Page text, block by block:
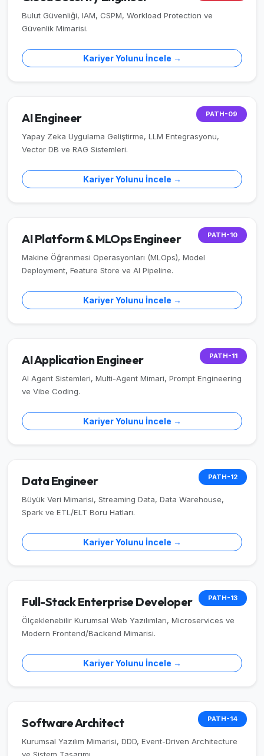
Bulut Güvenliği, IAM, CSPM, Workload Protection ve
Güvenlik Mimarisi.
Kariyer Yolunu İncele →
PATH-09
AI Engineer
Yapay Zeka Uygulama Geliştirme, LLM Entegrasyonu,
Vector DB ve RAG Sistemleri.
Kariyer Yolunu İncele →
PATH-10
AI Platform & MLOps Engineer
Makine Öğrenmesi Operasyonları (MLOps), Model
Deployment, Feature Store ve AI Pipeline.
Kariyer Yolunu İncele →
PATH-11
AI Application Engineer
AI Agent Sistemleri, Multi-Agent Mimari, Prompt Engineering
ve Vibe Coding.
Kariyer Yolunu İncele →
PATH-12
Data Engineer
Büyük Veri Mimarisi, Streaming Data, Data Warehouse,
Spark ve ETL/ELT Boru Hatları.
Kariyer Yolunu İncele →
PATH-13
Full-Stack Enterprise Developer
Ölçeklenebilir Kurumsal Web Yazılımları, Microservices ve
Modern Frontend/Backend Mimarisi.
Kariyer Yolunu İncele →
PATH-14
Software Architect
Kurumsal Yazılım Mimarisi, DDD, Event-Driven Architecture